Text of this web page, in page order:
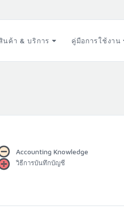
นค้า & บริการ คู่มือการใช้งาน
Accounting Knowledge
วิธีการบันทึกบัญชี